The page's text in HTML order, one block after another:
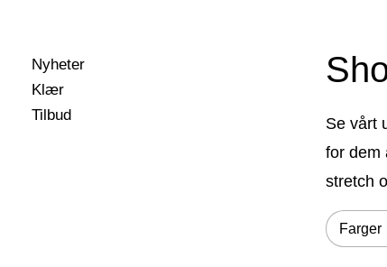
Se vårt
for dem
stretch
Filtrer
Filter
Farger
Filtrer utvalget
Filter
Nyheter
Klær
Tilbud